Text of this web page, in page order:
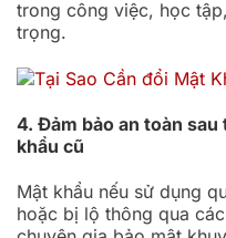
trong công việc, học
trọng.
4. Đảm bảo an toàn
khẩu cũ
Mật khẩu nếu sử dụng
hoặc bị lộ thông qua